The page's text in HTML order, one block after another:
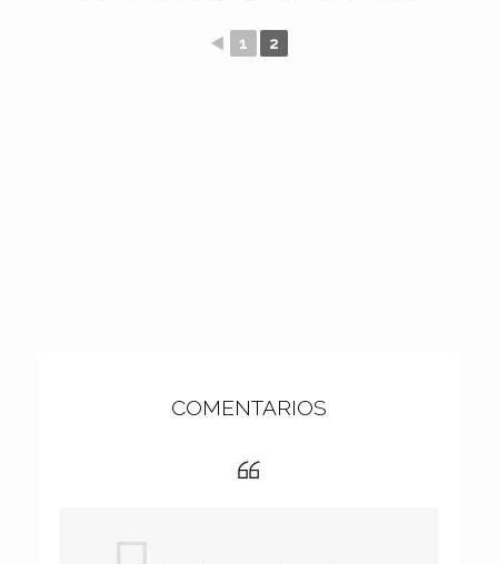
◄ 1 2
COMENTARIOS